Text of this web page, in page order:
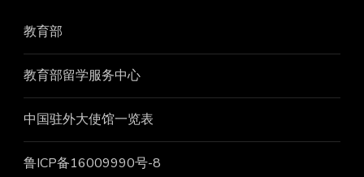
教育部
教育部留学服务中心
中国驻外大使馆一览表
鲁ICP备16009990号-8